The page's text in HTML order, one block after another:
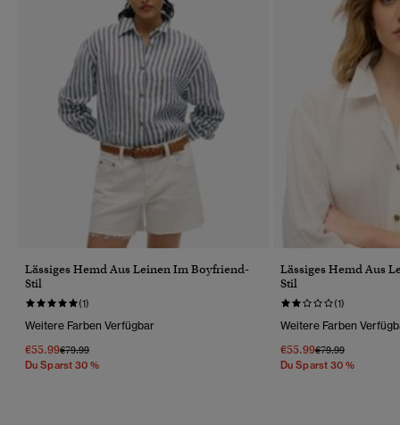
Lässiges Hemd Aus Leinen Im Boyfriend-
Stil
(1)
Weitere Farben Verfügbar
€55.99Preis Wurde Reduziert Von
€79.99Bis
Du Sparst 30 %
Lässiges Hemd Aus
Stil
(1)
Weitere Farben
€55.99Preis Wurde
€79.99Bis
Du Sparst 30 %